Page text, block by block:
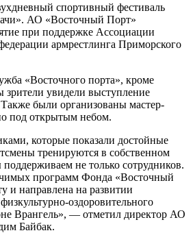
спортивный фестиваль
АО «Восточный Порт»
при поддержке Ассоциации
армрестлинга Приморского
«Восточного порта», кроме
увидели выступление
были организованы мастер-
под открытым небом.
которые показали достойные
тренируются в собственном
не только сотрудников.
программ Фонда «Восточный
и направлена на развитии
оздоровительного
Врангель», — отметил директор АО
Байбак.